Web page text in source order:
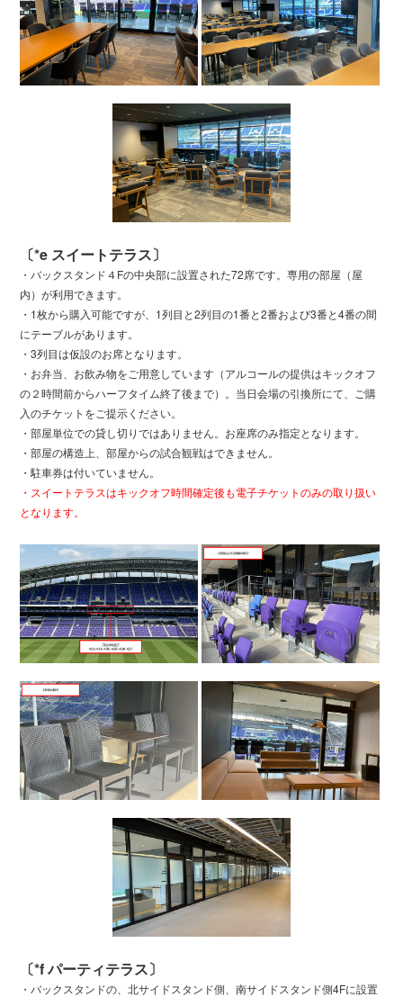
〔*e スイートテラス〕
・バックスタンド４Fの中央部に設置された72席です。専用の部屋（屋
内）が利用できます。
・1枚から購入可能ですが、1列目と2列目の1番と2番および3番と4番の間
にテーブルがあります。
・3列目は仮設のお席となります。
・お弁当、お飲み物をご用意しています（アルコールの提供はキックオフ
の２時間前からハーフタイム終了後まで）。当日会場の引換所にて、ご購
入のチケットをご提示ください。
・部屋単位での貸し切りではありません。お座席のみ指定となります。
・部屋の構造上、部屋からの試合観戦はできません。
・駐車券は付いていません。
・スイートテラスはキックオフ時間確定後も電子チケットのみの取り扱い
となります。
〔*f パーティテラス〕
・バックスタンドの、北サイドスタンド側、南サイドスタンド側4Fに設置